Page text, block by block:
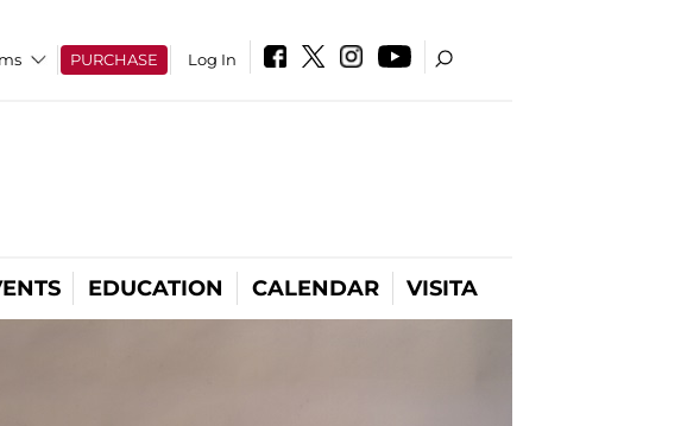
PURCHASE Log In
EDUCATION CALENDAR VISITA